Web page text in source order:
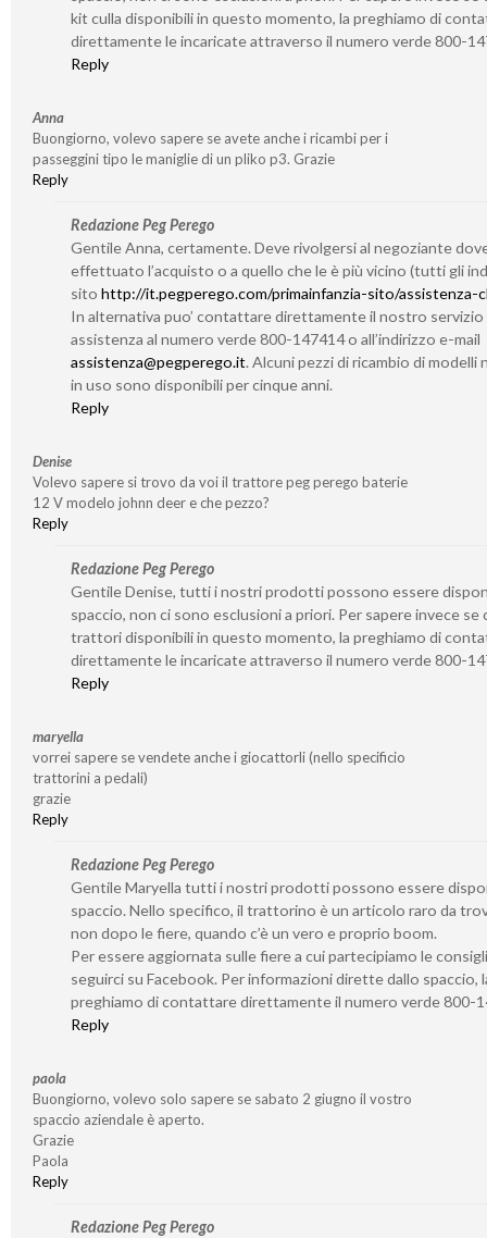
kit culla disponibili in questo momento, la preghiamo di
direttamente le incaricate attraverso il numero verde 800-
Reply
Anna
Buongiorno, volevo sapere se avete anche i ricambi per i
passeggini tipo le maniglie di un pliko p3. Grazie
Reply
Redazione Peg Perego
Gentile Anna, certamente. Deve rivolgersi al negoziante
effettuato l’acquisto o a quello che le è più vicino (tutti gli
sito http://it.pegperego.com/primainfanzia-sito/assistenza-
In alternativa puo’ contattare direttamente il nostro servizio
assistenza al numero verde 800-147414 o all’indirizzo e-mail
assistenza@pegperego.it. Alcuni pezzi di ricambio di modelli
in uso sono disponibili per cinque anni.
Reply
Denise
Volevo sapere si trovo da voi il trattore peg perego baterie
12 V modelo johnn deer e che pezzo?
Reply
Redazione Peg Perego
Gentile Denise, tutti i nostri prodotti possono essere
spaccio, non ci sono esclusioni a priori. Per sapere invece se
trattori disponibili in questo momento, la preghiamo di
direttamente le incaricate attraverso il numero verde 800-
Reply
maryella
vorrei sapere se vendete anche i giocattorli (nello specificio
trattorini a pedali)
grazie
Reply
Redazione Peg Perego
Gentile Maryella tutti i nostri prodotti possono essere
spaccio. Nello specifico, il trattorino è un articolo raro da
non dopo le fiere, quando c’è un vero e proprio boom.
Per essere aggiornata sulle fiere a cui partecipiamo le
seguirci su Facebook. Per informazioni dirette dallo spaccio,
preghiamo di contattare direttamente il numero verde 800-
Reply
paola
Buongiorno, volevo solo sapere se sabato 2 giugno il vostro
spaccio aziendale è aperto.
Grazie
Paola
Reply
Redazione Peg Perego